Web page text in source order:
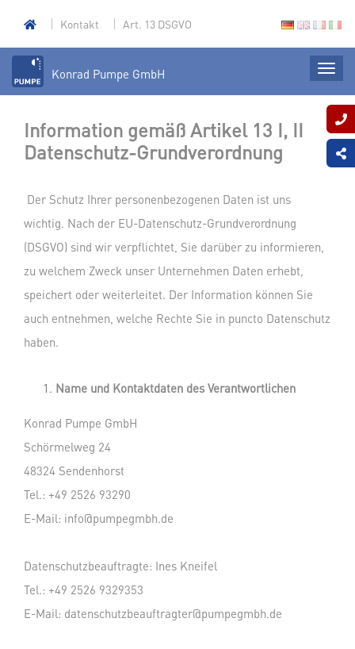
Kontakt Art. 13 DSGVO
Konrad Pumpe GmbH
Information gemäß Artikel 13 I, II
Datenschutz-Grundverordnung
Der Schutz Ihrer personenbezogenen Daten ist uns
wichtig. Nach der EU-Datenschutz-Grundverordnung
(DSGVO) sind wir verpflichtet, Sie darüber zu informieren,
zu welchem Zweck unser Unternehmen Daten erhebt,
speichert oder weiterleitet. Der Information können Sie
auch entnehmen, welche Rechte Sie in puncto Datenschutz
haben.
Name und Kontaktdaten des Verantwortlichen
Konrad Pumpe GmbH
Schörmelweg 24
48324 Sendenhorst
Tel.: +49 2526 93290
E-Mail: info@pumpegmbh.de
Datenschutzbeauftragte: Ines Kneifel
Tel.: +49 2526 9329353
E-Mail: datenschutzbeauftragter@pumpegmbh.de